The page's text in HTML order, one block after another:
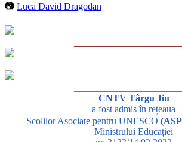
📷 Luca David Dragodan
CNTV Târgu Jiu
a fost admis în rețeaua
Școlilor Asociate pentru UNESCO
Ministrului Educației